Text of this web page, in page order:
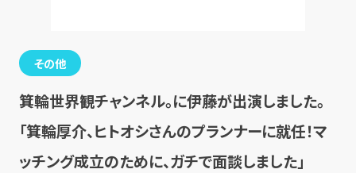
その他
箕輪世界観チャンネル。に伊藤が出演しました。
「箕輪厚介、ヒトオシさんのプランナーに就任！マ
ッチング成立のために、ガチで面談しました」